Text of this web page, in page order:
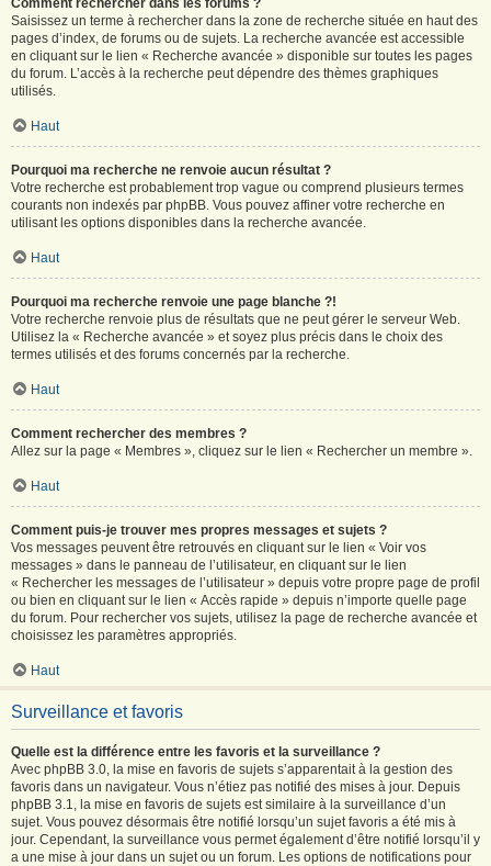
Comment rechercher dans les forums ?
Saisissez un terme à rechercher dans la zone de recherche située en haut des
pages d’index, de forums ou de sujets. La recherche avancée est accessible
en cliquant sur le lien « Recherche avancée » disponible sur toutes les pages
du forum. L’accès à la recherche peut dépendre des thèmes graphiques
utilisés.
Haut
Pourquoi ma recherche ne renvoie aucun résultat ?
Votre recherche est probablement trop vague ou comprend plusieurs termes
courants non indexés par phpBB. Vous pouvez affiner votre recherche en
utilisant les options disponibles dans la recherche avancée.
Haut
Pourquoi ma recherche renvoie une page blanche ?!
Votre recherche renvoie plus de résultats que ne peut gérer le serveur Web.
Utilisez la « Recherche avancée » et soyez plus précis dans le choix des
termes utilisés et des forums concernés par la recherche.
Haut
Comment rechercher des membres ?
Allez sur la page « Membres », cliquez sur le lien « Rechercher un membre ».
Haut
Comment puis-je trouver mes propres messages et sujets ?
Vos messages peuvent être retrouvés en cliquant sur le lien « Voir vos
messages » dans le panneau de l’utilisateur, en cliquant sur le lien
« Rechercher les messages de l’utilisateur » depuis votre propre page de profil
ou bien en cliquant sur le lien « Accès rapide » depuis n’importe quelle page
du forum. Pour rechercher vos sujets, utilisez la page de recherche avancée et
choisissez les paramètres appropriés.
Haut
Surveillance et favoris
Quelle est la différence entre les favoris et la surveillance ?
Avec phpBB 3.0, la mise en favoris de sujets s’apparentait à la gestion des
favoris dans un navigateur. Vous n’étiez pas notifié des mises à jour. Depuis
phpBB 3.1, la mise en favoris de sujets est similaire à la surveillance d’un
sujet. Vous pouvez désormais être notifié lorsqu’un sujet favoris a été mis à
jour. Cependant, la surveillance vous permet également d’être notifié lorsqu’il y
a une mise à jour dans un sujet ou un forum. Les options de notifications pour